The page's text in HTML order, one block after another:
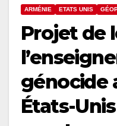
ARMÉNIE ETATS UNIS
Projet de
génocide
États-